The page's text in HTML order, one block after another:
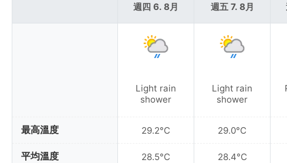
最高溫度
平均溫度
週四 6. 8月
Light rain
shower
29.2°C
28.5°C
週五 7. 8月
Light rain
shower
29.0°C
28.4°C